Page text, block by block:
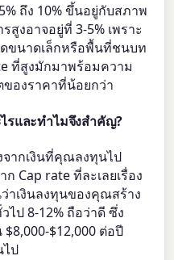
ถึง 10% ขึ้นอยู่กับสภาพ
สูงอาจอยู่ที่ 3-5% เพราะ
ขนาดเล็กหรือพื้นที่ชนบท
ที่สูงมักมาพร้อมความ
ของราคาที่น้อยกว่า
รและทำไมจึงสำคัญ?
จากเงินที่คุณลงทุนไป
Cap rate ที่ละเลยเรื่อง
ว่าเงินลงทุนของคุณสร้าง
ป 8-12% ถือว่าดี ซึ่ง
$12,000 ต่อปี
ไป